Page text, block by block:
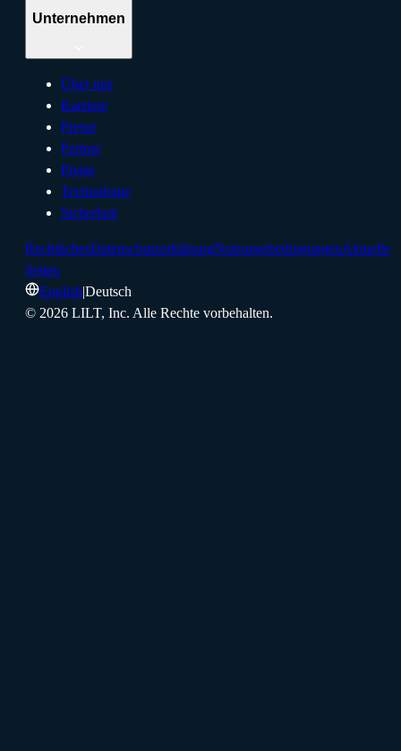
Unternehmen
Über uns
Karriere
Presse
Partner
Preise
Technologie
Sicherheit
RechtlichesDatenschutzerklärungNutzungsbedingungenAktuelle
Seiten
English|Deutsch
© 2026 LILT, Inc. Alle Rechte vorbehalten.